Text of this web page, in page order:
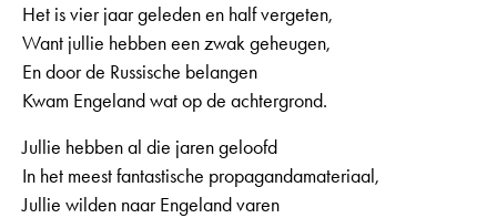
Het is vier jaar geleden en half vergeten,
Want jullie hebben een zwak geheugen,
En door de Russische belangen
Kwam Engeland wat op de achtergrond.
Jullie hebben al die jaren geloofd
In het meest fantastische propagandamateriaal,
Jullie wilden naar Engeland varen